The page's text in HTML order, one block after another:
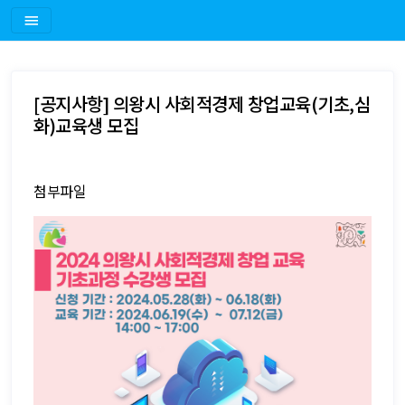
[공지사항] 의왕시 사회적경제 창업교육(기초,심
화)교육생 모집
첨부파일